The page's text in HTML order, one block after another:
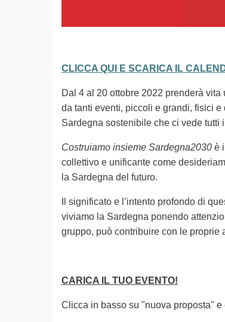
CLICCA QUI E SCARICA IL
Dal 4 al 20 ottobre 2022 prenderà
da tanti eventi, piccoli e grandi, fisici
Sardegna sostenibile che ci vede tutti
Costruiamo insieme Sardegna2030 è
collettivo e unificante come
la Sardegna del futuro.
Il significato e l’intento profondo di
viviamo la Sardegna ponendo
gruppo, può contribuire con le proprie
CARICA IL TUO EVENTO!
Clicca in basso su "nuova proposta" e